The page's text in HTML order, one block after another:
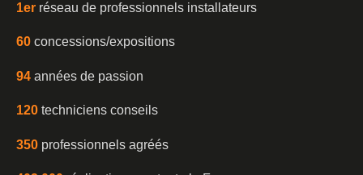
1er réseau de professionnels installateurs
60 concessions/expositions
94 années de passion
120 techniciens conseils
350 professionnels agréés